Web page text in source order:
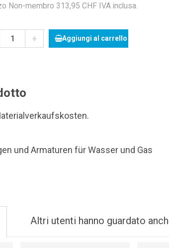
Non-membro 313,95 CHF IVA inclusa.
+ Aggiungi al carrello
und Armaturen für Wasser und Gas
Altri utenti hanno guardato